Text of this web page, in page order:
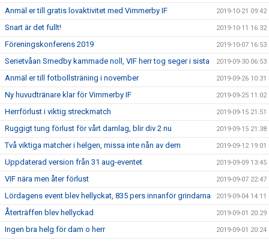
Anmäl er till gratis lovaktivitet med Vimmerby IF 2019-10-21 09:42
Snart är det fullt! 2019-10-11 16:32
Föreningskonferens 2019 2019-10-07 16:53
Serietvåan Smedby kammade noll, VIF herr tog seger i sista 2019-09-30 06:53
Anmäl er till fotbollsträning i november 2019-09-26 10:31
Ny huvudtränare klar för Vimmerby IF 2019-09-25 11:02
Herrförlust i viktig streckmatch 2019-09-15 21:51
Ruggigt tung förlust för vårt damlag, blir div 2 nu 2019-09-15 21:38
Två viktiga matcher i helgen, missa inte nån av dem 2019-09-12 19:01
Uppdaterad version från 31 aug-eventet 2019-09-09 13:45
VIF nära men åter förlust 2019-09-07 22:47
Lördagens event blev hellyckat, 835 pers innanför grindarna 2019-09-04 14:11
Återträffen blev hellyckad 2019-09-01 20:29
Ingen bra helg för dam o herr 2019-09-01 20:24